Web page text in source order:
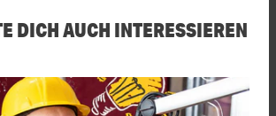
DICH AUCH INTERESSIEREN